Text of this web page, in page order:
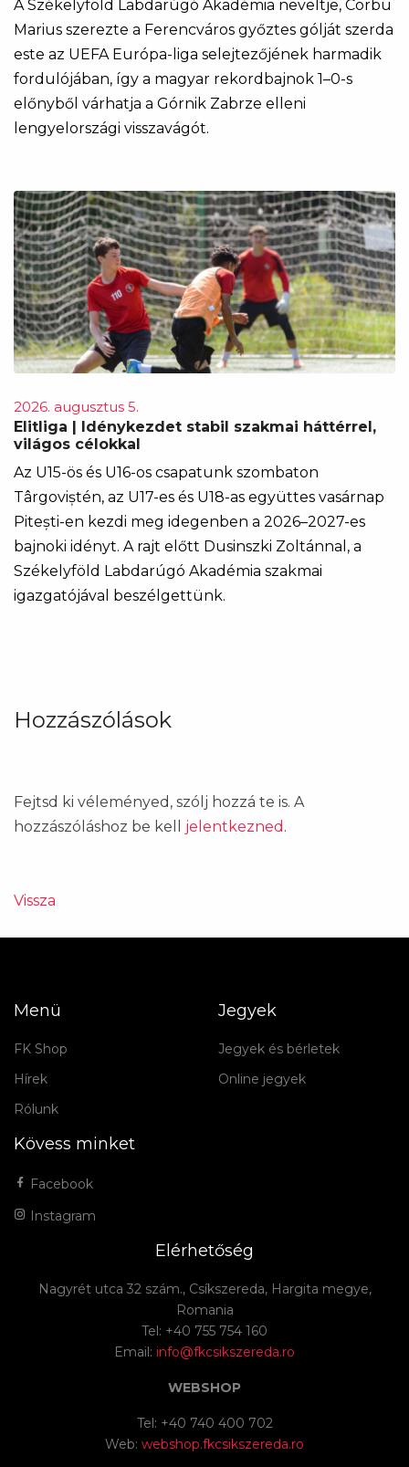
A Székelyföld Labdarúgó Akadémia neveltje, Corbu
Marius szerezte a Ferencváros győztes gólját szerda
este az UEFA Európa-liga selejtezőjének harmadik
fordulójában, így a magyar rekordbajnok 1–0-s
előnyből várhatja a Górnik Zabrze elleni
lengyelországi visszavágót.
2026. augusztus 5.
Elitliga | Idénykezdet stabil szakmai háttérrel,
világos célokkal
Az U15-ös és U16-os csapatunk szombaton
Târgoviștén, az U17-es és U18-as együttes vasárnap
Pitești-en kezdi meg idegenben a 2026–2027-es
bajnoki idényt. A rajt előtt Dusinszki Zoltánnal, a
Székelyföld Labdarúgó Akadémia szakmai
igazgatójával beszélgettünk.
Hozzászólások
Fejtsd ki véleményed, szólj hozzá te is. A
hozzászóláshoz be kell jelentkezned .
Vissza
Menü
FK Shop
Hírek
Rólunk
Jegyek
Jegyek és bérletek
Online jegyek
Kövess minket
Facebook
Instagram
Elérhetőség
Nagyrét utca 32 szám., Csíkszereda, Hargita megye,
Romania
Tel: +40 755 754 160
Email: info@fkcsikszereda.ro
WEBSHOP
Tel: +40 740 400 702
Web: webshop.fkcsikszereda.ro